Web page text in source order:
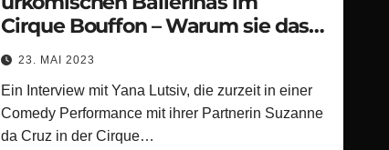
Cirque Bouffon – Warum sie das
deutsche Publikum so liebt
23. MAI 2023
Ein Interview mit Yana Lutsiv, die zurzeit in einer
Comedy Performance mit ihrer Partnerin Suzanne
da Cruz in der Cirque…